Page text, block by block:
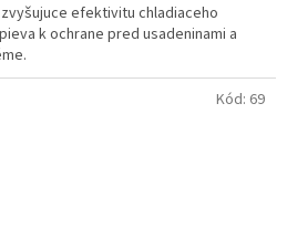
efektivitu chladiaceho
k ochrane pred usadeninami a
Kód: 69